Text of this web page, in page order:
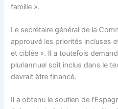
famille ».
Le secrétaire général de la
approuvé les priorités incluses
et ciblée ». Il a toutefois
pluriannuel soit inclus dans le
devrait être financé.
Il a obtenu le soutien de